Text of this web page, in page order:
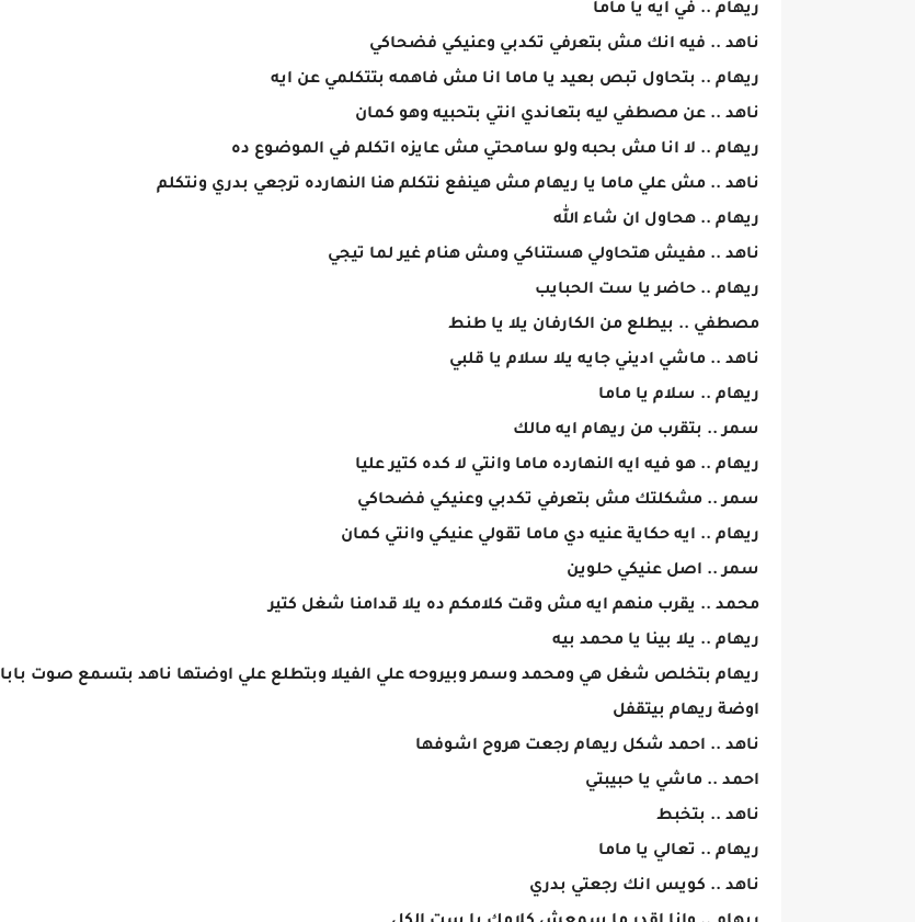
ريهام .. في ايه يا ماما
ناهد .. فيه انك مش بتعرفي تكدبي وعنيكي فضحاكي
ريهام .. بتحاول تبص بعيد يا ماما انا مش فاهمه بتتكلمي عن ايه
ناهد .. عن مصطفي ليه بتعاندي انتي بتحبيه وهو كمان
ريهام .. لا انا مش بحبه ولو سامحتي مش عايزه اتكلم في الموضوع ده
ناهد .. مش علي ماما يا ريهام مش هينفع نتكلم هنا النهارده ترجعي بدري ونتكلم
ريهام .. هحاول ان شاء الله
ناهد .. مفيش هتحاولي هستناكي ومش هنام غير لما تيجي
ريهام .. حاضر يا ست الحبايب
مصطفي .. بيطلع من الكارفان يلا يا طنط
ناهد .. ماشي اديني جايه يلا سلام يا قلبي
ريهام .. سلام يا ماما
سمر .. بتقرب من ريهام ايه مالك
ريهام .. هو فيه ايه النهارده ماما وانتي لا كده كتير عليا
سمر .. مشكلتك مش بتعرفي تكدبي وعنيكي فضحاكي
ريهام .. ايه حكاية عنيه دي ماما تقولي عنيكي وانتي كمان
سمر .. اصل عنيكي حلوين
محمد .. يقرب منهم ايه مش وقت كلامكم ده يلا قدامنا شغل كتير
ريهام .. يلا بينا يا محمد بيه
ريهام بتخلص شغل هي ومحمد وسمر وبيروحه علي الفيلا وبتطلع علي اوضتها ناهد بتسمع صوت بابا
اوضة ريهام بيتقفل
ناهد .. احمد شكل ريهام رجعت هروح اشوفها
احمد .. ماشي يا حبيبتي
ناهد .. بتخبط
ريهام .. تعالي يا ماما
ناهد .. كويس انك رجعتي بدري